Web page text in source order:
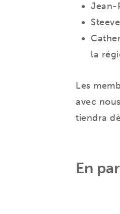
Jean-
la
Les
avec
tiendra
En